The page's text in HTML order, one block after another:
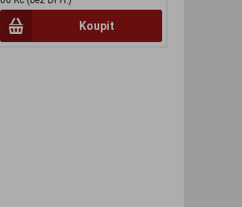
Koupit